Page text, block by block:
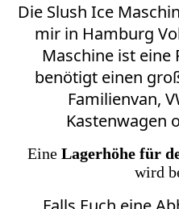
Die Slush Ice
mir in Hamburg
Maschine ist eine
benötigt einen
Familienvan,
Kastenwagen
Eine Lagerhöhe für
wird